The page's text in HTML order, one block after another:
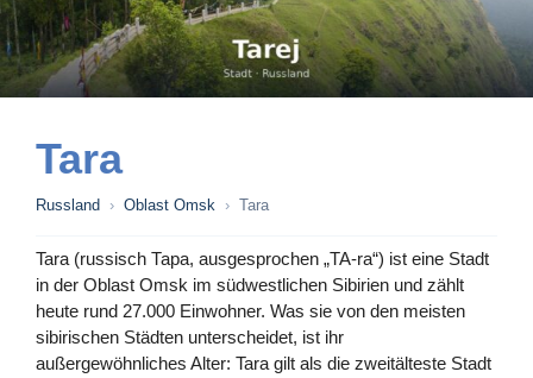
Tara
Russland › Oblast Omsk › Tara
Tara (russisch Тара, ausgesprochen „TA-ra“) ist eine Stadt
in der Oblast Omsk im südwestlichen Sibirien und zählt
heute rund 27.000 Einwohner. Was sie von den meisten
sibirischen Städten unterscheidet, ist ihr
außergewöhnliches Alter: Tara gilt als die zweitälteste Stadt